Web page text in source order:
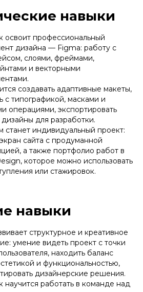
навыки
освоит профессиональный
дизайна — Figma: работу с
слоями, фреймами,
и векторными
создавать адаптивные макеты,
с типографикой, масками и
операциями, экспортировать
для разработки.
станет индивидуальный проект:
сайта с продуманной
а также портфолио работ в
которое можно использовать
или стажировок.
навыки
структурное и креативное
умение видеть проект с точки
находить баланс
и функциональностью,
дизайнерские решения.
научится работать в команде над